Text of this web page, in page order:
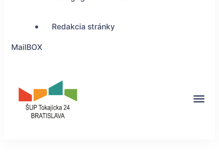
Redakcia stránky
MailBOX